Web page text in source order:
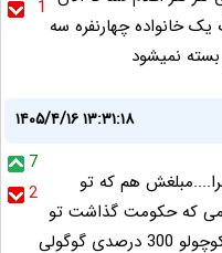
1
خانواده چهارنفره سه
نمیشود
۱۴۰۵/۴/۱۶ ۱۳:۳۱:۱۸
7
2
..چرا....مبلغش هم که تو
که حکومت گذاشت تو
گوگولی